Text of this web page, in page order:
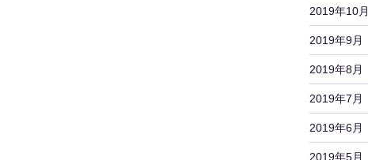
2019年10月
2019年9月
2019年8月
2019年7月
2019年6月
2019年5月